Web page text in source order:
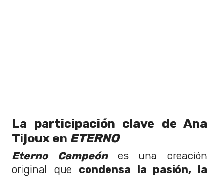
La participación clave de Ana
Tijoux en ETERNO
Eterno Campeón
es una creación
original que condensa la pasión, la